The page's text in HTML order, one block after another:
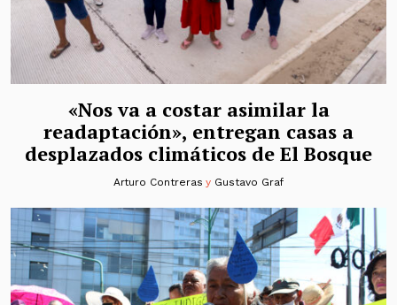
«Nos va a costar asimilar la
readaptación», entregan casas a
desplazados climáticos de El Bosque
Arturo Contreras y Gustavo Graf